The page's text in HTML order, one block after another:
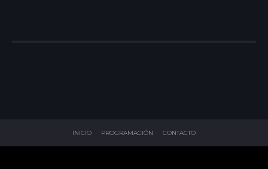
INICIO PROGRAMACIÓN CONTACTO